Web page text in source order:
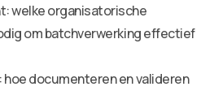
welke organisatorische
om batchverwerking effectief
hoe documenteren en valideren